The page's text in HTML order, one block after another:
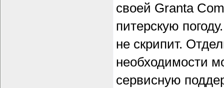
своей Granta
питерскую
не скрипит.
необходимости
сервисную